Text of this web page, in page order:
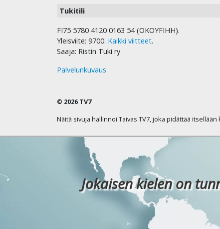
Tukitili
FI75 5780 4120 0163 54 (OKOYFIHH).
Yleisviite: 9700. Kaikki viitteet.
Saaja: Ristin Tuki ry
Palvelunkuvaus
© 2026 TV7
Näitä sivuja hallinnoi Taivas TV7, joka pidättää
Jokaisen kielen on